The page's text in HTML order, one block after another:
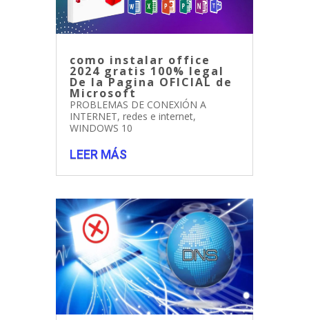
como instalar office
2024 gratis 100% legal
De la Pagina OFICIAL de
Microsoft
PROBLEMAS DE CONEXIÓN A
INTERNET, redes e internet,
WINDOWS 10
LEER MÁS